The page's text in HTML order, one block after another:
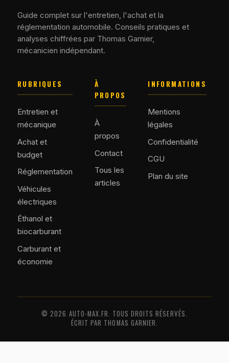
Guide complet sur l'entretien, l'achat et la
réglementation automobile. Conseils pratiques et
analyses chiffrées par Thomas Garnier,
mécanicien indépendant.
RUBRIQUES
Entretien et
mécanique
Achat et
budget
Réglementation
Véhicules
électriques
Éthanol et
biocarburant
Carburant et
économie
À
PROPOS
À
propos
Contact
Tous les
articles
INFORMATIONS
Mentions
légales
Confidentialité
CGU
Plan du site
© 2026 AUTO-MAX.FR. TOUS DROITS RÉSERVÉS.
ÉCRIT PAR THOMAS GARNIER.